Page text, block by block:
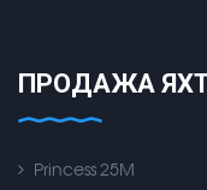
ПРОДАЖА
Princess 25M